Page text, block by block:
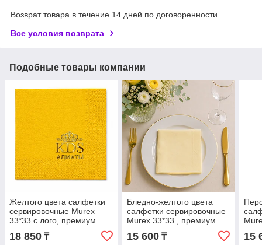
Возврат товара в течение 14 дней по договоренности
Все условия возврата
Подобные товары компании
Желтого цвета салфетки
сервировочные Murex
33*33 с лого, премиум
качество,12 упаковок по
100шт
18 850 ₸
Бледно-желтого цвета
салфетки сервировочные
Murex 33*33 , премиум
качество,12 упаковок по
100шт
15 600₸ 15